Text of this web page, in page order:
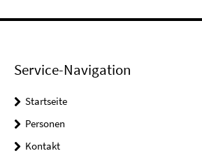
Service-Navigation
Startseite
Personen
Kontakt